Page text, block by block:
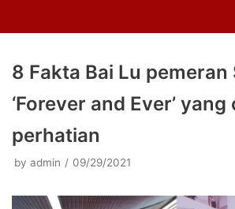
8 Fakta Bai Lu pemeran
‘Forever and Ever’ yang
perhatian
by admin 09/29/2021